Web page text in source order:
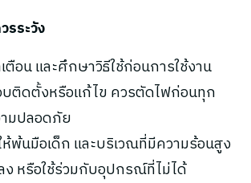
รระวัง
ตือน และศึกษาวิธีใช้ก่อนการใช้งาน
ติดตั้งหรือแก้ไข ควรตัดไฟก่อนทุก
มปลอดภัย
พ้นมือเด็ก และบริเวณที่มีความร้อนสูง
หรือใช้ร่วมกับอุปกรณ์ที่ไม่ได้